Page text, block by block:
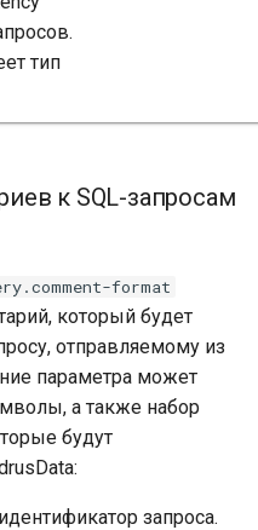
тип
к SQL-запросам
format
который будет
отправляемому из
параметра может
а также набор
будут
запроса.